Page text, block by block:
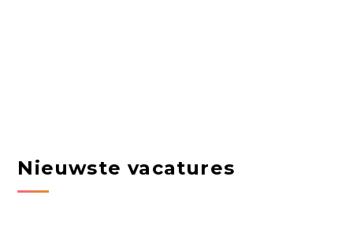
Nieuwste vacatures